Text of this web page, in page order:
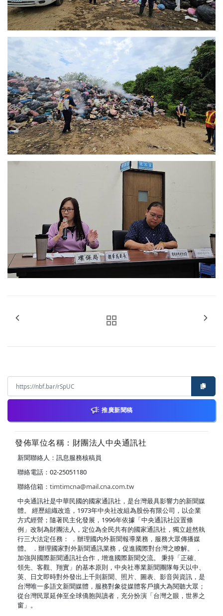
推廣新聞稿
發佈單位名稱：財團法人中央通訊社
新聞聯絡人：訊息服務核稿員
聯絡電話：02-25051180
聯絡信箱： timtimcna@mail.cna.com.tw
中央通訊社是中華民國的國家通訊社，是台灣最具影響力的新聞媒
體。 經歷組織改造，1973年中央社改組為股份有限公司，以企業
方式經營；隨著民主化發展，1996年依據「中央通訊社設置條
例」改制為財團法人，定位為全民共有的國家通訊社，獨立超然執
行三大法定任務： ．辦理國內外新聞報導業務，服務大眾傳播媒
體。 ．辦理國家對外新聞通訊業務，促進國際對台灣之瞭解。 ．
加強與國際新聞通訊社合作，增進國際新聞交流。 秉持「正確、
領先、客觀、翔實」的基本原則，中央社專業新聞團隊每天以中、
英、日文即時對外發出上千則新聞、照片、圖表、影音與資訊，是
台灣唯一多語文新聞媒體，服務對象從媒體客戶擴大為閱聽大眾；
從台灣民眾延伸至全球僑胞與讀者，充分扮演「台灣之眼，世界之
窗」。